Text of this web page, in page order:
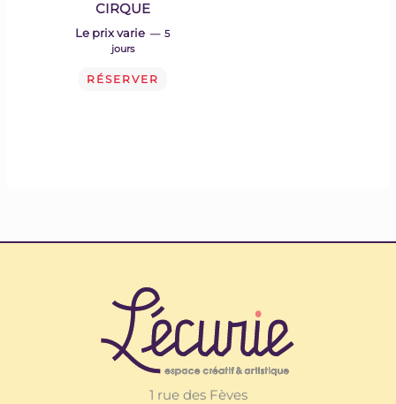
CIRQUE
Le prix varie
5
jours
RÉSERVER
1 rue des Fèves